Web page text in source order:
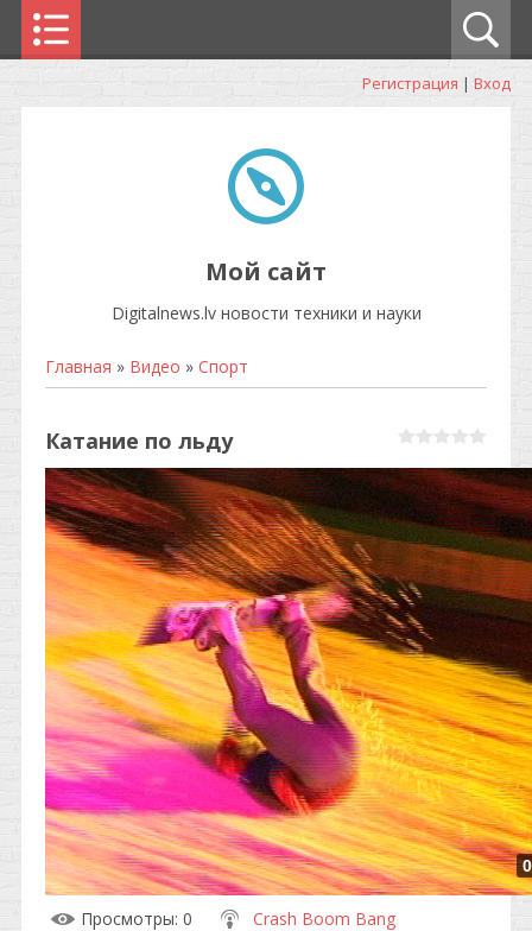
Регистрация | Вход
Мой сайт
Digitalnews.lv новости техники и науки
Главная » Видео » Спорт
Катание по льду
Просмотры: 0 Crash Boom Bang